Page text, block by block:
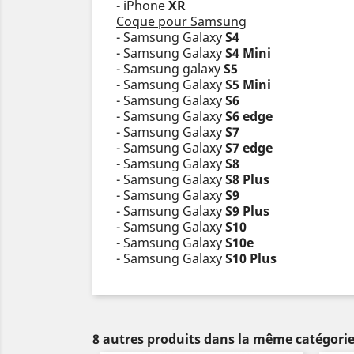
- iPhoneXR
Coque pour Samsung
- Samsung GalaxyS4
- Samsung GalaxyS4 Mini
- Samsung galaxyS5
- Samsung GalaxyS5 Mini
- Samsung GalaxyS6
- Samsung GalaxyS6 edge
- Samsung GalaxyS7
- Samsung GalaxyS7 edge
- Samsung GalaxyS8
- Samsung GalaxyS8 Plus
- Samsung GalaxyS9
- Samsung GalaxyS9 Plus
- Samsung GalaxyS10
- Samsung GalaxyS10e
- Samsung GalaxyS10 Plus
8 autres produits dans la même